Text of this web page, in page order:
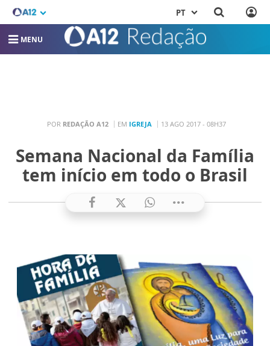
PT
MENU
POR REDAÇÃO A12 EM IGREJA 13 AGO 2017 - 08H37
Semana Nacional da Família
tem início em todo o Brasil